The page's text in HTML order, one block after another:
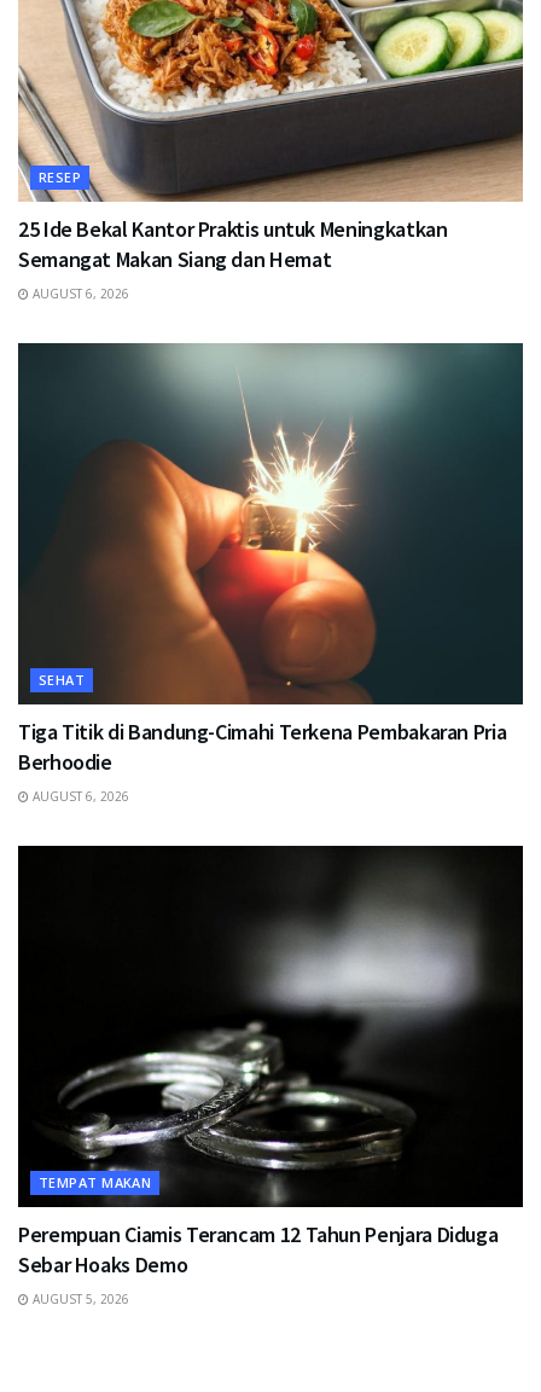
RESEP
25 Ide Bekal Kantor Praktis untuk Meningkatkan
Semangat Makan Siang dan Hemat
AUGUST 6, 2026
SEHAT
Tiga Titik di Bandung-Cimahi Terkena Pembakaran Pria
Berhoodie
AUGUST 6, 2026
TEMPAT MAKAN
Perempuan Ciamis Terancam 12 Tahun Penjara Diduga
Sebar Hoaks Demo
AUGUST 5, 2026